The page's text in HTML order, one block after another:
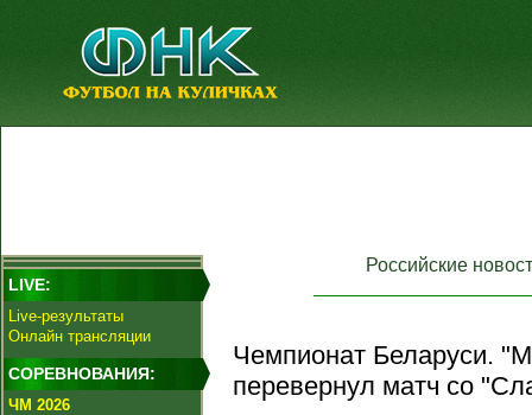
LIVE:
Live-результаты
Онлайн трансляции
СОРЕВНОВАНИЯ:
ЧМ 2026
Российские
Чемпионат Беларуси.
перевернул матч со